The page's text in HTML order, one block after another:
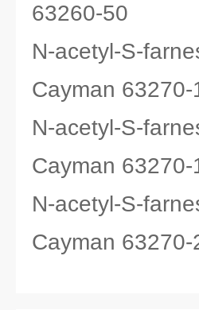
63260-50
N-acetyl-S-
Cayman 63270-
N-acetyl-S-
Cayman 63270-
N-acetyl-S-
Cayman 63270-